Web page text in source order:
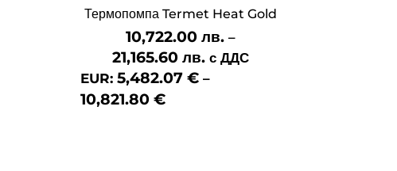
Термопомпа Termet Heat Gold
10,722.00 лв. –
21,165.60 лв.Price
range:
с ДДС
EUR: 5,482.07 €–
10,821.80 €